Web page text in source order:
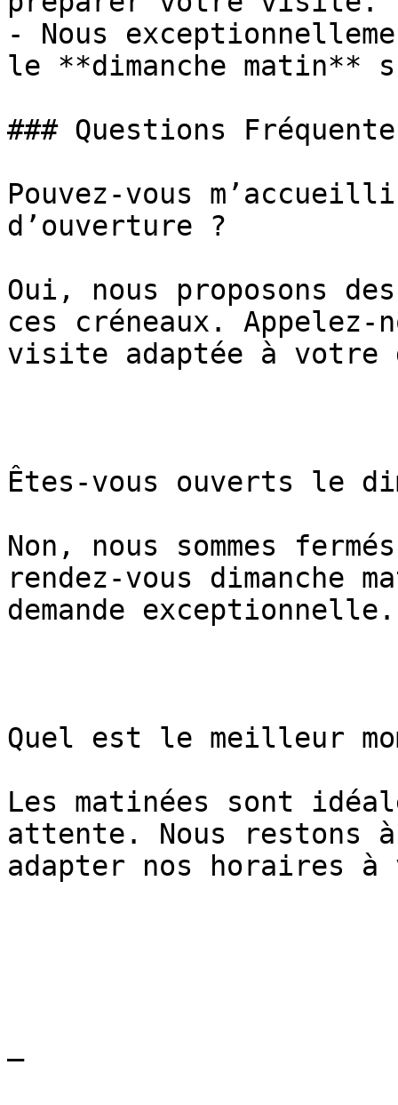
- Nous
le **dimanche matin**
### Questions
Pouvez-vous
d’ouverture ?
Oui, nous proposons
ces créneaux. Appelez-
visite adaptée à
Êtes-vous ouverts le
Non, nous sommes
rendez-vous dimanche
demande exceptionnelle.
Quel est le meilleur
Les matinées sont
attente. Nous restons
adapter nos horaires à
—